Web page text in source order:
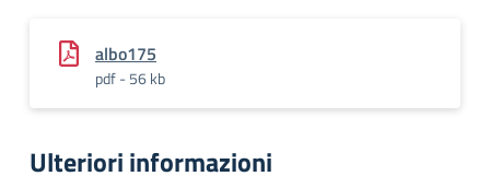
albo175
pdf - 56 kb
Ulteriori informazioni